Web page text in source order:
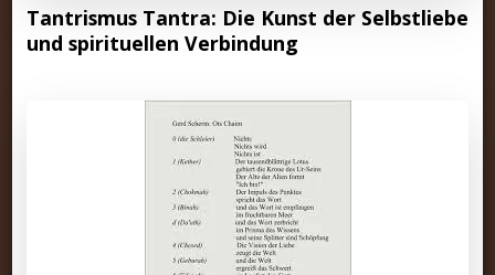
Tantrismus Tantra: Die Kunst der Selbstliebe
und spirituellen Verbindung